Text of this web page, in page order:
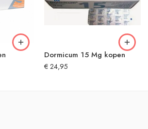
Dormicum 15 Mg kopen
€24,95